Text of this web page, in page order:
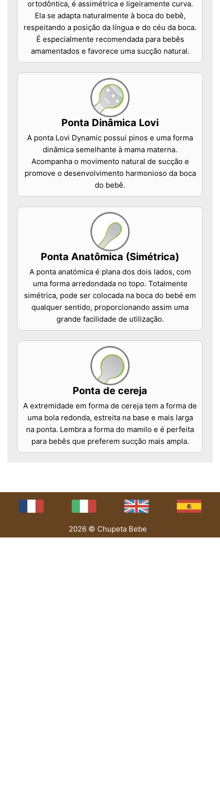
ortodôntica, é assimétrica e ligeiramente curva.
Ela se adapta naturalmente à boca do bebê,
respeitando a posição da língua e do céu da boca.
É especialmente recomendada para bebês
amamentados e favorece uma sucção natural.
Ponta Dinâmica Lovi
A ponta Lovi Dynamic possui pinos e uma forma
dinâmica semelhante à mama materna.
Acompanha o movimento natural de sucção e
promove o desenvolvimento harmonioso da boca
do bebê.
Ponta Anatômica (Simétrica)
A ponta anatómica é plana dos dois lados, com
uma forma arredondada no topo. Totalmente
simétrica, pode ser colocada na boca do bebé em
qualquer sentido, proporcionando assim uma
grande facilidade de utilização.
Ponta de cereja
A extremidade em forma de cereja tem a forma de
uma bola redonda, estreita na base e mais larga
na ponta. Lembra a forma do mamilo e é perfeita
para bebês que preferem sucção mais ampla.
2026 © Chupeta Bebe